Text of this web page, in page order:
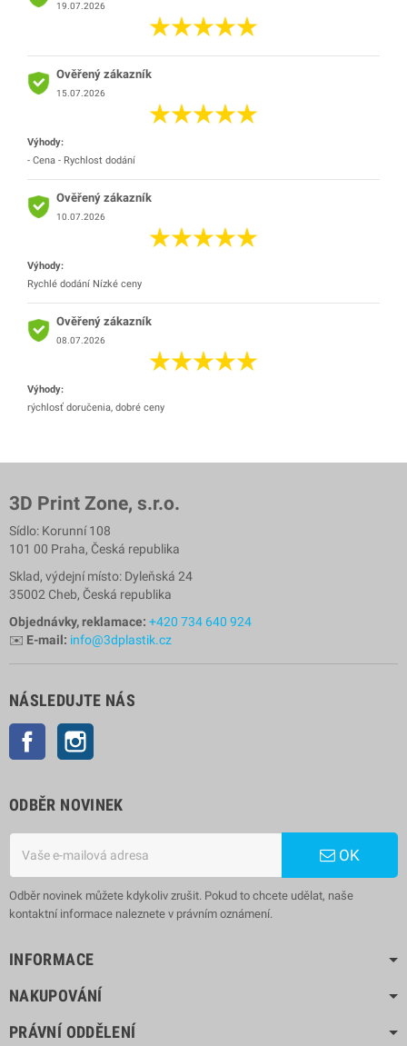
19.07.2026
Ověřený zákazník
15.07.2026
Výhody:
- Cena - Rychlost dodání
Ověřený zákazník
10.07.2026
Výhody:
Rychlé dodání Nízké ceny
Ověřený zákazník
08.07.2026
Výhody:
rýchlosť doručenia, dobré ceny
3D Print Zone, s.r.o.
Sídlo: Korunní 108
101 00 Praha, Česká republika
Sklad, výdejní místo: Dyleňská 24
35002 Cheb, Česká republika
Objednávky, reklamace: +420 734 640 924
✉️ E-mail: info@3dplastik.cz
NÁSLEDUJTE NÁS
Facebook
ODBĚR NOVINEK
OK
Odběr novinek můžete kdykoliv zrušit. Pokud to chcete udělat, naše
kontaktní informace naleznete v právním oznámení.
INFORMACE
NAKUPOVÁNÍ
PRÁVNÍ ODDĚLENÍ